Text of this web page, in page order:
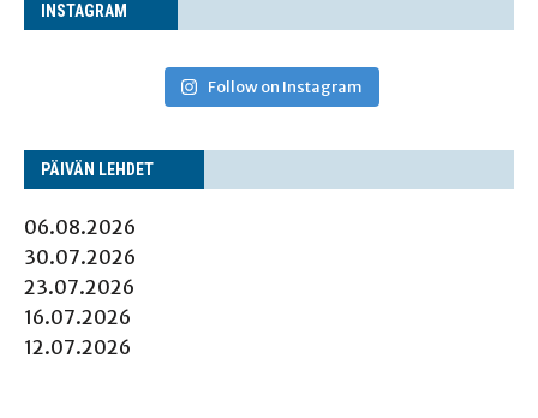
INS­TA­GRAM
Follow on Instagram
PÄI­VÄN LEHDET
06.08.2026
30.07.2026
23.07.2026
16.07.2026
12.07.2026